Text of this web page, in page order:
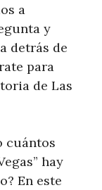
a
y
detrás de
para
de Las
cuántos
hay
En este